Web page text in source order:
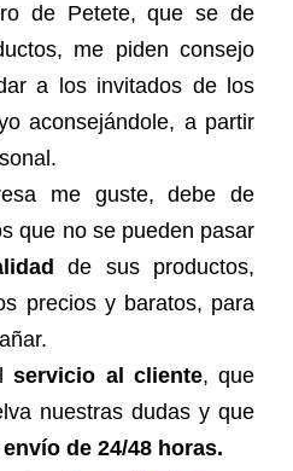
de Petete, que se de
me piden consejo
a los invitados de los
aconsejándole, a partir
me guste, debe de
que no se pueden pasar
de sus productos,
precios y baratos, para
servicio al cliente, que
nuestras dudas y que
envío de 24/48 horas.